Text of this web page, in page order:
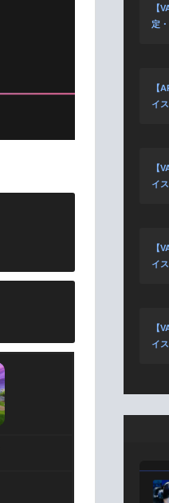
【
定
【
イス
【
イス
【
イス
【
イス